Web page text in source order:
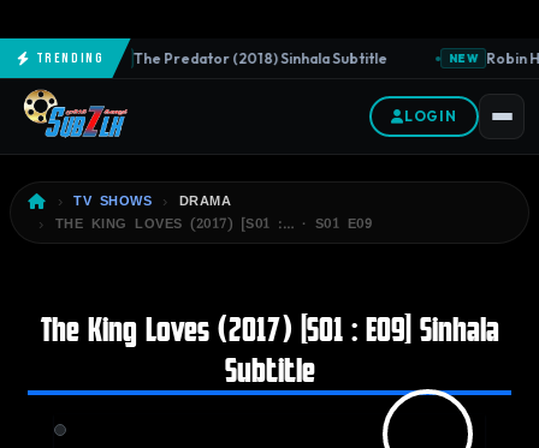
TrendingNEW The Predator (2018) Sinhala Subtitle NEW Robin
LOGIN
TV SHOWS
DRAMA
THE KING LOVES (2017) [S01 :… · S01 E09
The King Loves (2017) [S01 : E09] Sinhala
Subtitle